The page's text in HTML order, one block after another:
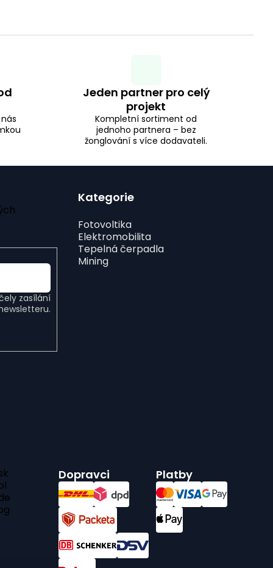
Jeden partner pro celý
projekt
Kompletní sortiment od
jednoho partnera – bez
žonglování s více dodavateli.
zasílání
Kategorie
Fotovoltika
Elektromobilita
Tepelná čerpadla
Mining
Dopravci Platby